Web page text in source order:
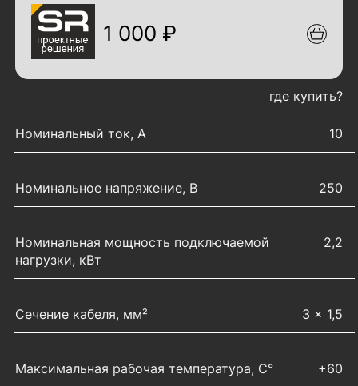
1 000 ₽
где купить?
Номинальный ток, А
10
Номинальное напряжение, В 250
Номинальная мощность подключаемой
нагрузки, кВт
2,2
Сечение кабеля, мм² 3 × 1,5
Максимальная рабочая температура, С° +60